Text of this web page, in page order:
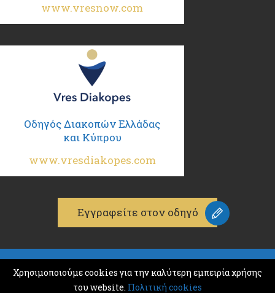
www.vresnow.com
Οδηγός Διακοπών Ελλάδας
και Κύπρου
www.vresdiakopes.com
Εγγραφείτε στον οδηγό
© 2026
K & M ADVERTISING
Χρησιμοποιούμε cookies για την καλύτερη εμπειρία χρήσης
του website. Πολιτική cookies